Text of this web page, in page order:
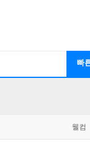
빠
웰컴